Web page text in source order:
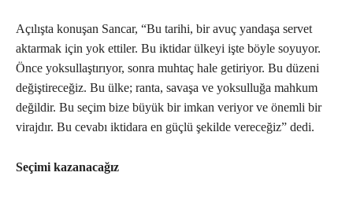
Açılışta konuşan Sancar, “Bu tarihi, bir avuç yandaşa servet
aktarmak için yok ettiler. Bu iktidar ülkeyi işte böyle soyuyor.
Önce yoksullaştırıyor, sonra muhtaç hale getiriyor. Bu düzeni
değiştireceğiz. Bu ülke; ranta, savaşa ve yoksulluğa mahkum
değildir. Bu seçim bize büyük bir imkan veriyor ve önemli bir
virajdır. Bu cevabı iktidara en güçlü şekilde vereceğiz” dedi.
Seçimi kazanacağız